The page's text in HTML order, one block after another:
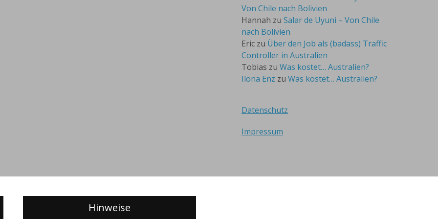
Von Chile nach Bolivien
Hannah zu Salar de Uyuni – Von Chile
nach Bolivien
Eric zu Über den Job als (badass) Traffic
Controller in Australien
Tobias zu Was kostet… Australien?
Ilona Enz zu Was kostet… Australien?
Datenschutz
Impressum
Hinweise